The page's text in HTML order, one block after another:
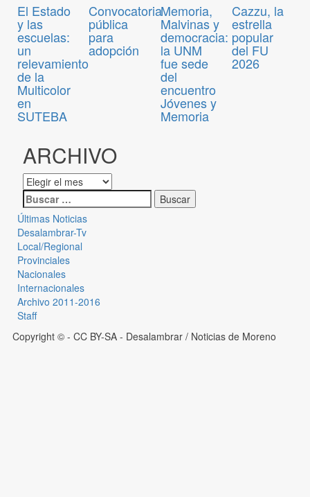
El Estado
y las
escuelas:
un
relevamiento
de la
Multicolor
en
SUTEBA
Convocatoria
pública
para
adopción
Memoria,
Malvinas y
democracia:
la UNM
fue sede
del
encuentro
Jóvenes y
Memoria
Cazzu, la
estrella
popular
del FU
2026
ARCHIVO
Últimas Noticias
Desalambrar-Tv
Local/Regional
Provinciales
Nacionales
Internacionales
Archivo 2011-2016
Staff
Copyright © - CC BY-SA - Desalambrar / Noticias de Moreno